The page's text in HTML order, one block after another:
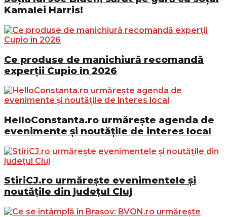
Kamalei Harris!
Ce produse de manichiură recomandă
experții Cupio în 2026
HelloConstanta.ro urmărește agenda de
evenimente și noutățile de interes local
StiriCJ.ro urmărește evenimentele și
noutățile din județul Cluj